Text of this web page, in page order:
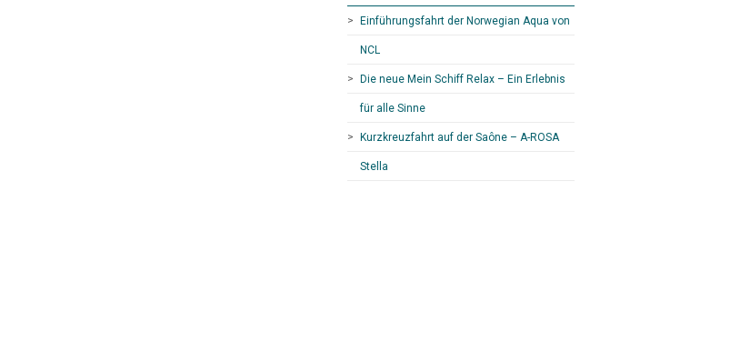
Einführungsfahrt der Norwegian Aqua von
NCL
Die neue Mein Schiff Relax – Ein Erlebnis
für alle Sinne
Kurzkreuzfahrt auf der Saône – A-ROSA
Stella